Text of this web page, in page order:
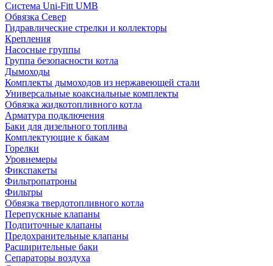
Система Uni-Fitt UMB
Обвязка Север
Гидравлические стрелки и коллекторы
Крепления
Насосные группы
Группа безопасности котла
Дымоходы
Комплекты дымоходов из нержавеющей стали
Универсальные коаксиальные комплекты
Обвязка жидкотопливного котла
Арматура подключения
Баки для дизельного топлива
Комплектующие к бакам
Горелки
Уровнемеры
Фикспакеты
Фильтропатроны
Фильтры
Обвязка твердотопливного котла
Перепускные клапаны
Подпиточные клапаны
Предохранительные клапаны
Расширительные баки
Сепараторы воздуха